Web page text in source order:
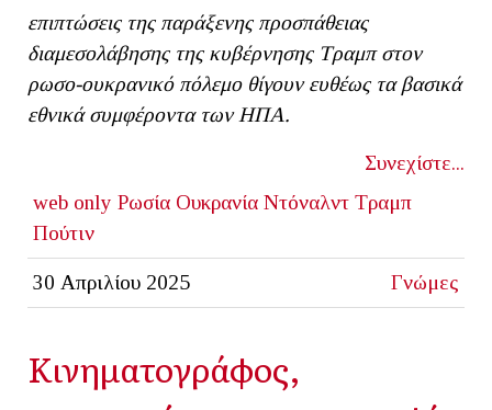
επιπτώσεις της παράξενης προσπάθειας
διαμεσολάβησης της κυβέρνησης Τραμπ στον
ρωσο-ουκρανικό πόλεμο θίγουν ευθέως τα βασικά
εθνικά συμφέροντα των ΗΠΑ.
Συνεχίστε...
web only Ρωσία Ουκρανία Ντόναλντ Τραμπ
Πούτιν
30 Απριλίου 2025 Γνώμες
Κινηματογράφος,